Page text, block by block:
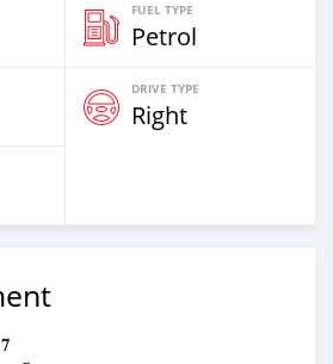
FUEL TYPE
Petrol
DRIVE TYPE
Right